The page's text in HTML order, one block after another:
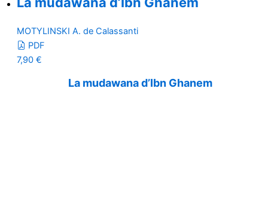
MOTYLINSKI A. de Calassanti
PDF
7,90 €
La mudawana d’Ibn Ghanem